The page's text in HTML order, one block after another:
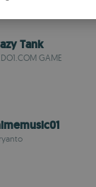
Tank
GAME